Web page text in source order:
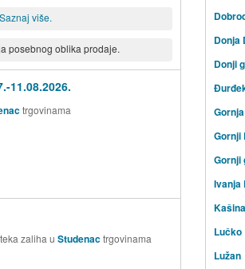
Saznaj više.
posebnog oblika prodaje.
11.08.2026.
trgovinama
zaliha u Studenactrgovinama
Donja
Donji
Gornji
Gornji
Ivanja
Kašina
Lučko
Lužan